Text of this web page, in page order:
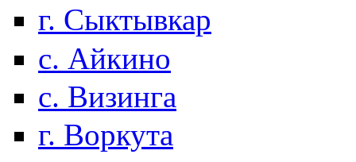
г. Сыктывкар
с. Айкино
с. Визинга
г. Воркута